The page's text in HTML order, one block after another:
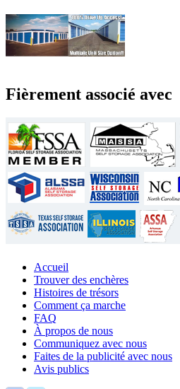
Fièrement associé avec
Accueil
Trouver des enchères
Histoires de trésors
Comment ça marche
FAQ
À propos de nous
Communiquez avec nous
Faites de la publicité avec nous
Avis publics